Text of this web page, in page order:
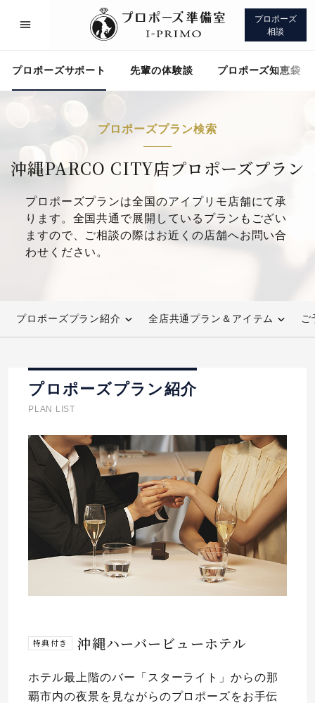
プロポーズ
相談
プロポーズサポート 先輩の体験談 プロポーズ知恵袋
プロポーズプラン検索
沖縄PARCO CITY店プロポーズプラン
プロポーズプランは全国のアイプリモ店舗にて承
ります。全国共通で展開しているプランもござい
ますので、ご相談の際はお近くの店舗へお問い合
わせください。
プロポーズプラン紹介 全店共通プラン＆アイテム ご
プロポーズプラン紹介
PLAN LIST
特典付き 沖縄ハーバービューホテル
ホテル最上階のバー「スターライト」からの那
覇市内の夜景を見ながらのプロポーズをお手伝
プロポーズサポート 先輩の体験談
プロポーズ知恵袋 アイプリモについて
プロポーズサポートの流れ
スペシャルプロポーズイベント
プロポーズアイテム
おすすめの婚約指輪
パーフェクトプロポーズリング®
プロポーズシチュエーション診断
プロポーズ知恵袋
プロポーズ意識調査結果一覧
婚約指輪選び方ガイド
ダイヤモンドの品質とは？
プロポーズの方法
場所
アイプリモについて
ニュース
婚約指輪のご購入と
プロポーズのご相談
I-PRIMO公式オンラインショップ